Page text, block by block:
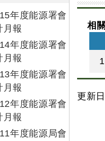
年度能源署會
月報
年度能源署會
月報
年度能源署會
月報
年度能源署會
月報
年度能源局會
相
更新